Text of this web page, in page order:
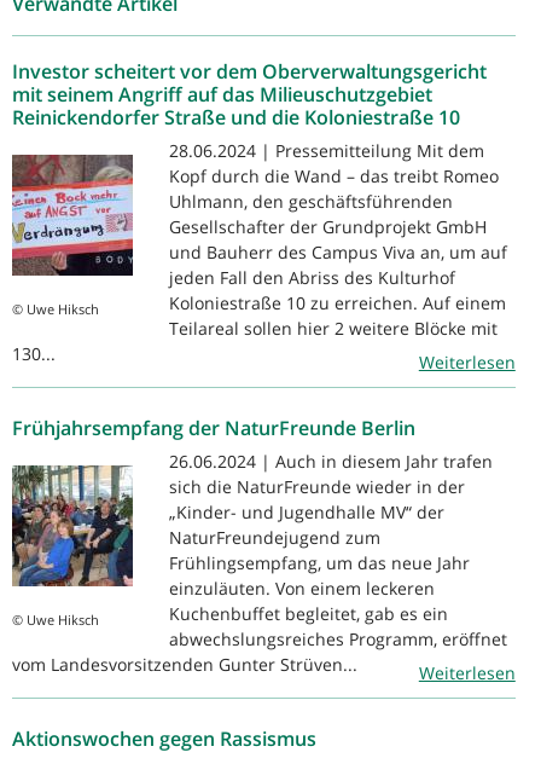
Investor scheitert vor dem Oberverwaltungsgericht
mit seinem Angriff auf das Milieuschutzgebiet
Reinickendorfer Straße und die Koloniestraße 10
© Uwe Hiksch
28.06.2024 | Pressemitteilung Mit dem
Kopf durch die Wand – das treibt Romeo
Uhlmann, den geschäftsführenden
Gesellschafter der Grundprojekt GmbH
und Bauherr des Campus Viva an, um auf
jeden Fall den Abriss des Kulturhof
Koloniestraße 10 zu erreichen. Auf einem
Teilareal sollen hier 2 weitere Blöcke mit
130...
Weiterlesen
Frühjahrsempfang der NaturFreunde Berlin
© Uwe Hiksch
26.06.2024 | Auch in diesem Jahr trafen
sich die NaturFreunde wieder in der
„Kinder- und Jugendhalle MV“ der
NaturFreundejugend zum
Frühlingsempfang, um das neue Jahr
einzuläuten. Von einem leckeren
Kuchenbuffet begleitet, gab es ein
abwechslungsreiches Programm, eröffnet
vom Landesvorsitzenden Gunter Strüven...
Weiterlesen
Aktionswochen gegen Rassismus